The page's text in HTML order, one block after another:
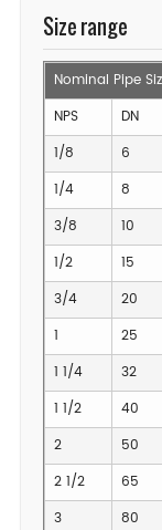
Size range
Nominal Pipe
NPS
DN
1/8
6
1/4
8
3/8
10
1/2
15
3/4
20
1
25
1 1/4
32
1 1/2
40
2
50
2 1/2
65
3
80